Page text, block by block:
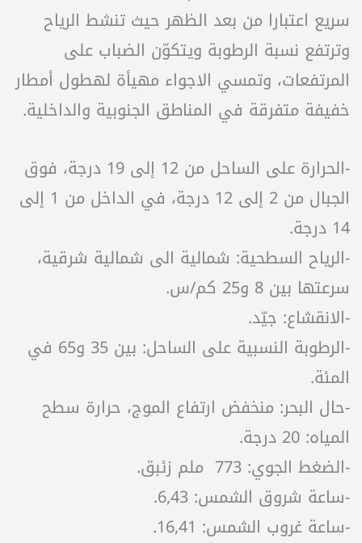
سريع اعتبارا من بعد الظهر حيث تنشط الرياح
وترتفع نسبة الرطوبة ويتكوّن الضباب على
المرتفعات، وتمسي الاجواء مهيأة لهطول أمطار
خفيفة متفرقة في المناطق الجنوبية والداخلية.
-الحرارة على الساحل من 12 إلى 19 درجة، فوق
الجبال من 2 إلى 12 درجة، في الداخل من 1 إلى
14 درجة.
-الرياح السطحية: شمالية الى شمالية شرقية،
سرعتها بين 8 و25 كم/س.
-الانقشاع: جيّد.
-الرطوبة النسبية على الساحل: بين 35 و65 في
المئة.
-حال البحر: منخفض ارتفاع الموج، حرارة سطح
المياه: 20 درجة.
-الضغط الجوي: 773 ملم زئبق.
-ساعة شروق الشمس: 6,43.
-ساعة غروب الشمس: 16,41.